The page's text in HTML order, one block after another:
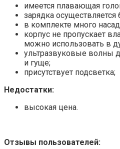
имеется плавающая
зарядка осуществляется
в комплекте много
корпус не пропускает
можно использовать в
ультразвуковые волны
и гуще;
присутствует подсветка;
Недостатки:
высокая цена.
Отзывы пользователей: